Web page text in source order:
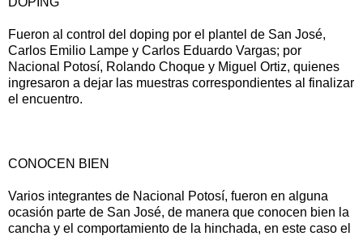
Fueron al control del doping por el plantel de San José,
Carlos Emilio Lampe y Carlos Eduardo Vargas; por
Nacional Potosí, Rolando Choque y Miguel Ortiz, quienes
ingresaron a dejar las muestras correspondientes al finalizar
el encuentro.
CONOCEN BIEN
Varios integrantes de Nacional Potosí, fueron en alguna
ocasión parte de San José, de manera que conocen bien la
cancha y el comportamiento de la hinchada, en este caso el